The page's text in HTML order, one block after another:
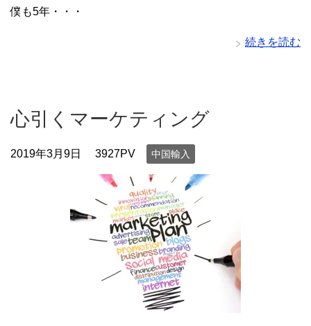
僕も5年・・・
続きを読む
心引くマーケティング
2019年3月9日 3927PV 中国輸入